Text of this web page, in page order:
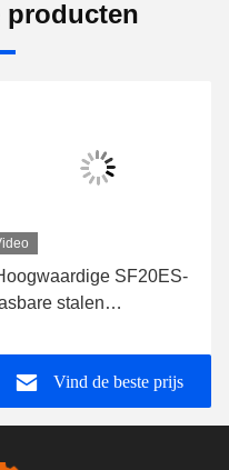
SF20ES-
stalen
voor
bouwmachines
Vind de beste prijs